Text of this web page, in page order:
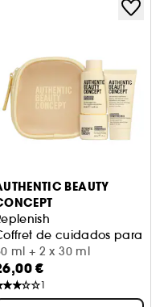
BEAUTY
de cuidados para o
ml + 2 x 30 ml
€
1